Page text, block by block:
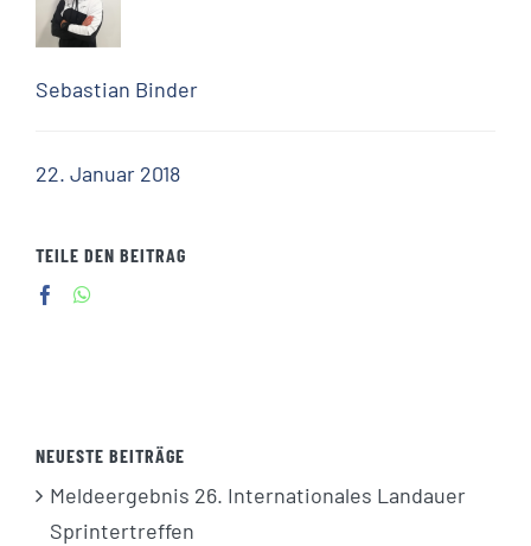
Sebastian Binder
22. Januar 2018
TEILE DEN BEITRAG
NEUESTE BEITRÄGE
Meldeergebnis 26. Internationales Landauer
Sprintertreffen